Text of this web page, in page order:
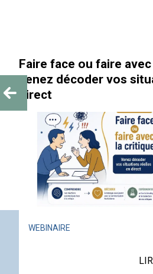
Faire face ou faire
venez décoder vos
direct
WEBINAIRE